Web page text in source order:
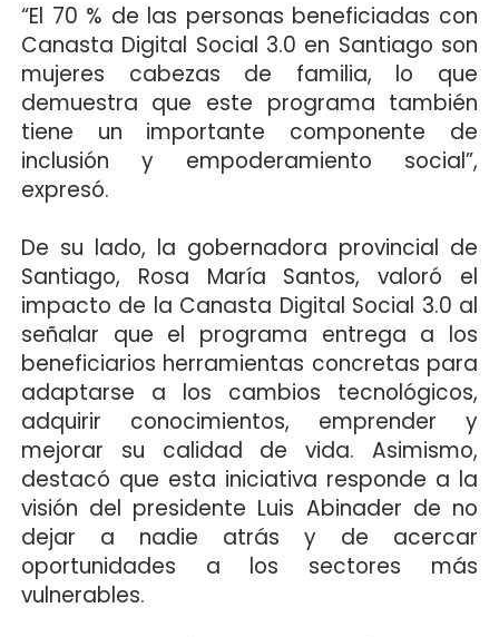
“El 70 % de las personas beneficiadas con
Canasta Digital Social 3.0 en Santiago son
mujeres cabezas de familia, lo que
demuestra que este programa también
tiene un importante componente de
inclusión y empoderamiento social”,
expresó.
De su lado, la gobernadora provincial de
Santiago, Rosa María Santos, valoró el
impacto de la Canasta Digital Social 3.0 al
señalar que el programa entrega a los
beneficiarios herramientas concretas para
adaptarse a los cambios tecnológicos,
adquirir conocimientos, emprender y
mejorar su calidad de vida. Asimismo,
destacó que esta iniciativa responde a la
visión del presidente Luis Abinader de no
dejar a nadie atrás y de acercar
oportunidades a los sectores más
vulnerables.